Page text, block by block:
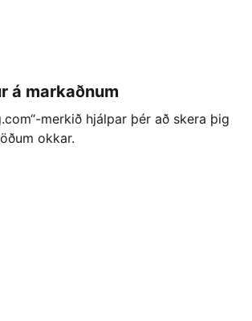
á markaðnum
merkið hjálpar þér að skera þig
okkar.
dag